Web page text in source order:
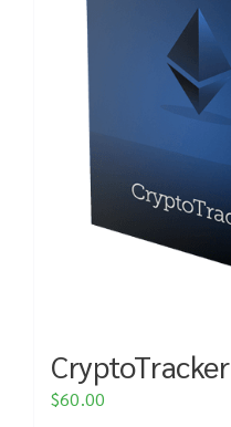
CryptoTracker
$60.00